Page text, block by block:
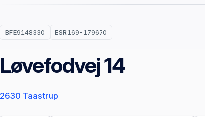
BFE9148330 ESR169-179670
Løvefodvej 14
2630 Taastrup